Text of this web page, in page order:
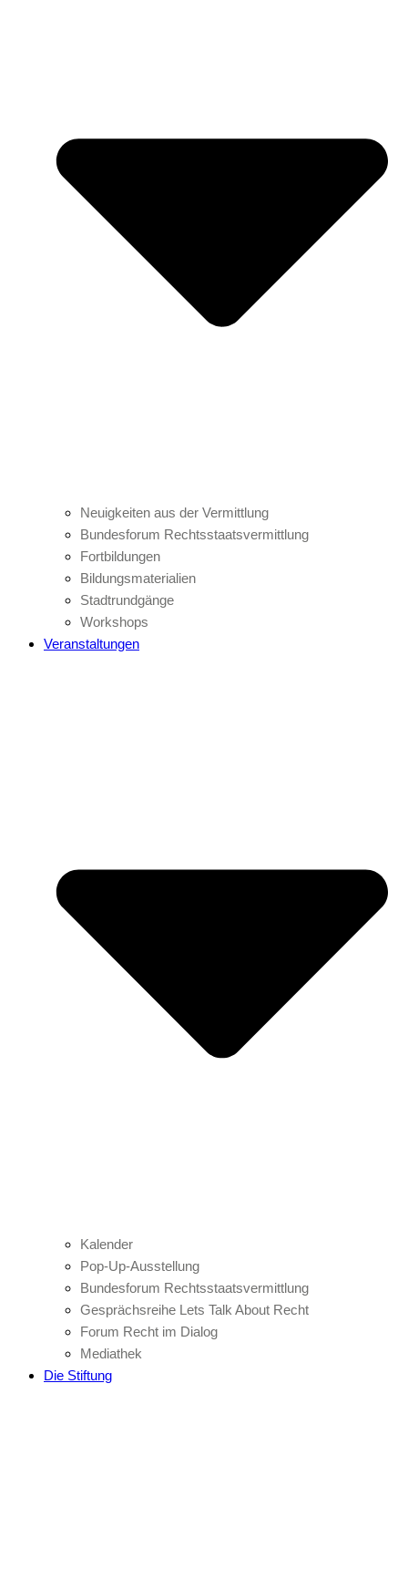
Neuigkeiten aus der Vermittlung
Bundesforum Rechtsstaatsvermittlung
Fortbildungen
Bildungsmaterialien
Stadtrundgänge
Workshops
Veranstaltungen
Kalender
Pop-Up-Ausstellung
Bundesforum Rechtsstaatsvermittlung
Gesprächsreihe Lets Talk About Recht
Forum Recht im Dialog
Mediathek
Die Stiftung